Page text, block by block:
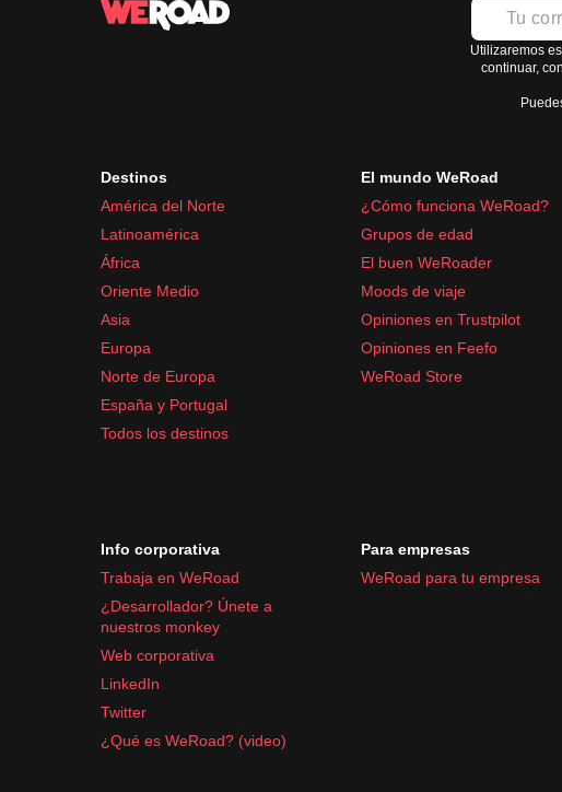
Utilizaremos
continuar,
Destinos
América del Norte
Latinoamérica
África
Oriente Medio
Asia
Europa
Norte de Europa
España y Portugal
Todos los destinos
El mundo WeRoad
¿Cómo funciona WeRoad?
Grupos de edad
El buen WeRoader
Moods de viaje
Opiniones en Trustpilot
Opiniones en Feefo
WeRoad Store
Info corporativa
Trabaja en WeRoad
¿Desarrollador? Únete a
nuestros monkey
Web corporativa
LinkedIn
Twitter
¿Qué es WeRoad? (video)
Para empresas
WeRoad para tu empresa